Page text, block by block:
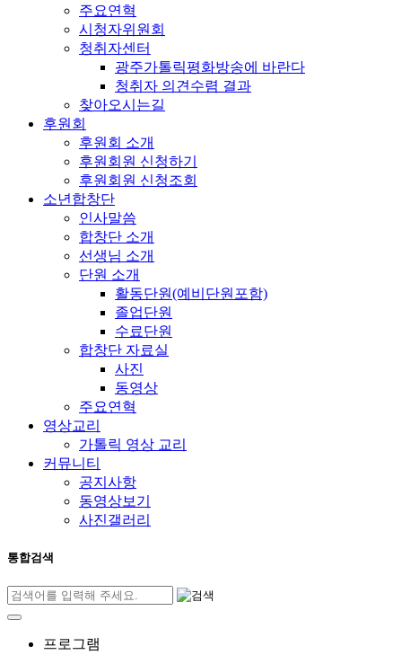
주요연혁
시청자위원회
청취자센터
광주가톨릭평화방송에 바란다
청취자 의견수렴 결과
찾아오시는길
후원회
후원회 소개
후원회원 신청하기
후원회원 신청조회
소년합창단
인사말씀
합창단 소개
선생님 소개
단원 소개
활동단원(예비단원포함)
졸업단원
수료단원
합창단 자료실
사진
동영상
주요연혁
영상교리
가톨릭 영상 교리
커뮤니티
공지사항
동영상보기
사진갤러리
통합검색
프로그램